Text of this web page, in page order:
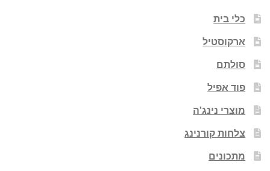
כלי בית
ארקוסטיל
סולתם
פוד אפיל
מוצרי נינג'ה
צלחות קורנינג
מתכונים